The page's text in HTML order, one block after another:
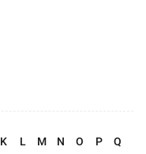
K L M N O P Q